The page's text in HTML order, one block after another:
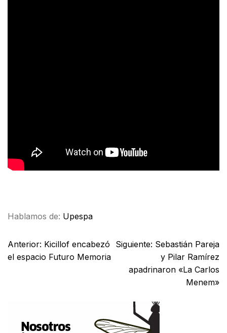
Hablamos de: Upespa
Anterior: Kicillof encabezó
el espacio Futuro Memoria
Siguiente: Sebastián Pareja
y Pilar Ramírez
apadrinaron «La Carlos
Menem»